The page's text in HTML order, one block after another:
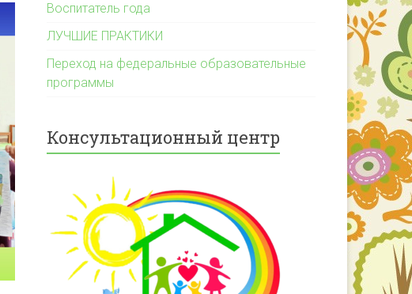
Воспитатель года
ЛУЧШИЕ ПРАКТИКИ
Переход на федеральные образовательные
программы
Консультационный центр